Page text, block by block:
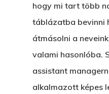
hogy mi tart több
táblázatba bevinni
átmásolni a
valami hasonlóba.
assistant
alkalmazott képes